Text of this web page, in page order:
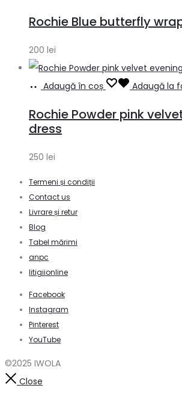
Rochie Blue butterfly
200 lei
Adaugă în coș Adaugă la
Rochie Powder pink
dress
250 lei
Termeni și condiții
Contact us
Livrare și retur
Blog
Tabel mărimi
anpc
litigiionline
Facebook
Instagram
Pinterest
YouTube
©2025 IWOLA
Close